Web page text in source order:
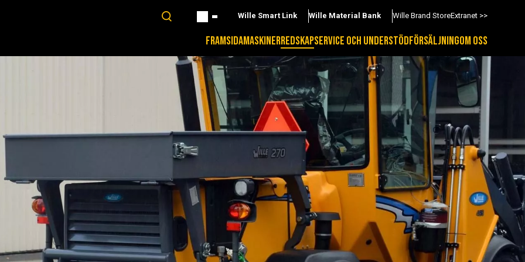
Wille Smart Link Wille Material Bank Wille Brand StoreExtranet >>
FRAMSIDAMASKINERREDSKAPSERVICE OCH UNDERSTÖDFÖRSÄLJNINGOM OSS